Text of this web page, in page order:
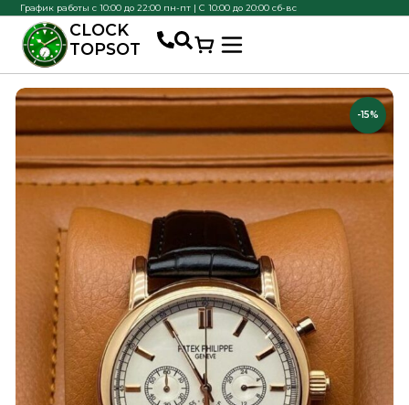
График работы с 10:00 до 22:00 пн-пт | С 10:00 до 20:00 сб-вс
CLOCK
TOPSOT
-15%